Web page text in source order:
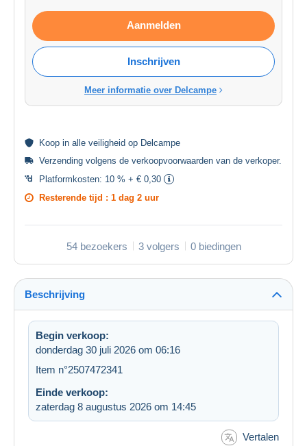
Aanmelden
Inschrijven
Meer informatie over Delcampe
Koop in alle veiligheid op Delcampe
Verzending volgens de verkoopvoorwaarden van de verkoper.
Platformkosten: 10 % + € 0,30
Resterende tijd : 1 dag 2 uur
54 bezoekers 3 volgers 0 biedingen
Beschrijving
Begin verkoop:
donderdag 30 juli 2026 om 06:16
Item n°2507472341
Einde verkoop:
zaterdag 8 augustus 2026 om 14:45
Vertalen